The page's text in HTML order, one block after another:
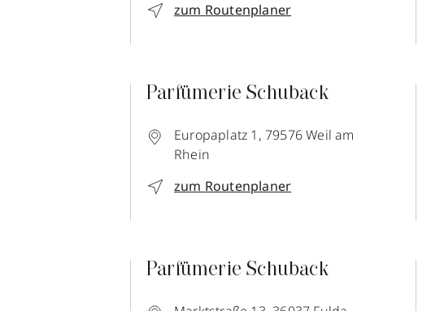
zum Routenplaner
Parfümerie Schuback
Europaplatz 1, 79576Weil am
Rhein
zum Routenplaner
Parfümerie Schuback